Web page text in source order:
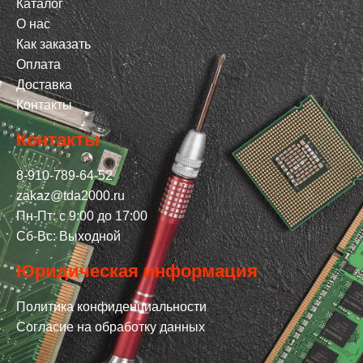
Каталог
О нас
Как заказать
Оплата
Доставка
Контакты
Контакты
8-910-789-64-52
zakaz@tda2000.ru
Пн-Пт: с 9:00 до 17:00
Сб-Вс: Выходной
Юридическая информация
Политика конфиденциальности
Согласие на обработку данных